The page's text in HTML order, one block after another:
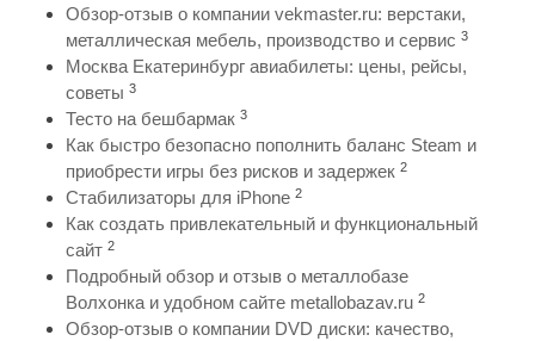
Обзор-отзыв о компании vekmaster.ru: верстаки,
металлическая мебель, производство и сервис 3
Москва Екатеринбург авиабилеты: цены, рейсы,
советы 3
Тесто на бешбармак 3
Как быстро безопасно пополнить баланс Steam и
приобрести игры без рисков и задержек 2
Стабилизаторы для iPhone 2
Как создать привлекательный и функциональный
сайт 2
Подробный обзор и отзыв о металлобазе
Волхонка и удобном сайте metallobazav.ru 2
Обзор-отзыв о компании DVD диски: качество,